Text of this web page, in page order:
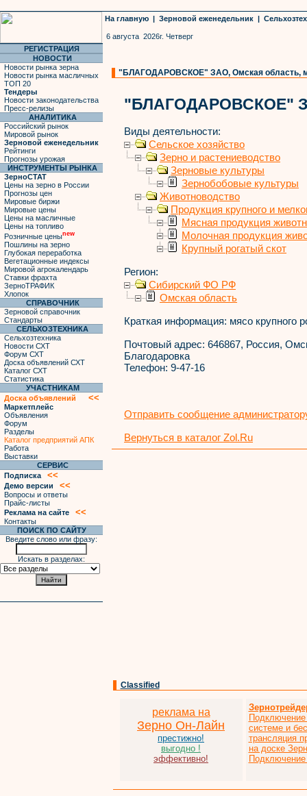
На главную | Зерновой еженедельник |
6 августа 2026г. Четверг
РЕГИСТРАЦИЯ
НОВОСТИ
Новости рынка зерна
Новости рынка масличных
ТОП 20
Тендеры
Новости законодательства
Пресс-релизы
АНАЛИТИКА
Российский рынок
Мировой рынок
Зерновой еженедельник
Рейтинги
Прогнозы урожая
ИНСТРУМЕНТЫ РЫНКА
ЗерноСТАТ
Цены на зерно в России
Прогнозы цен
Мировые биржи
Мировые цены
Цены на масличные
Цены на топливо
Розничные ценыnew
Пошлины на зерно
Глубокая переработка
Вегетационные индексы
Мировой агрокалендарь
Ставки фрахта
ЗерноТРАФИК
Хлопок
СПРАВОЧНИК
Зерновой справочник
Стандарты
СЕЛЬХОЗТЕХНИКА
Сельхозтехника
Новости СХТ
Форум СХТ
Доска объявлений СХТ
Каталог СХТ
Статистика
УЧАСТНИКАМ
Доска объявлений
<<
Маркетплейс
Объявления
Форум
Разделы
Каталог предприятий АПК
Работа
Выставки
СЕРВИС
Подписка
<<
Демо версии <<
Вопросы и ответы
Прайс-листы
Реклама на сайте
<<
Контакты
ПОИСК ПО САЙТУ
Введите слово или фразу:
Искать в разделах:
"БЛАГОДАРОВСКОЕ" ЗАО, Омская область,
"БЛАГОДАРОВСКОЕ"
Виды деятельности:
Сельское хозяйство
Зерно и растениеводство
Зерновые культуры
Зернобобовые культуры
Животноводство
Продукция крупного и
Мясная продукция
Молочная продукция
Крупный рогатый скот
Регион:
Сибирский ФО РФ
Омская область
Краткая информация: мясо крупного
Почтовый адрес: 646867, Россия,
Благодаровка
Телефон: 9-47-16
Отправить сообщение
Вернуться в каталог Zol.Ru
Classified
реклама на
Зерно Он-Лайн
престижно!
выгодно !
эффективно!
Подключение
системе и
трансляция
на доске